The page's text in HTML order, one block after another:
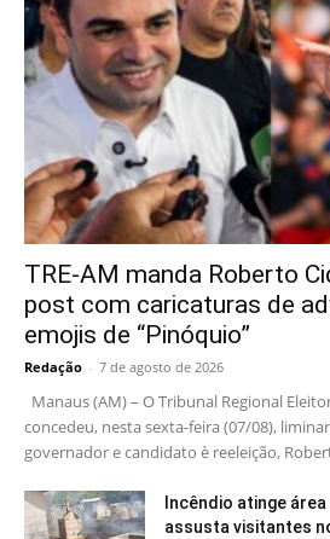
TRE-AM manda Roberto
post com caricaturas de
emojis de “Pinóquio”
Redação - 7 de agosto de 2026
Manaus (AM) – O Tribunal Regional
concedeu, nesta sexta-feira (07/08),
governador e candidato è reeleição,
Incêndio atinge
assusta visitantes